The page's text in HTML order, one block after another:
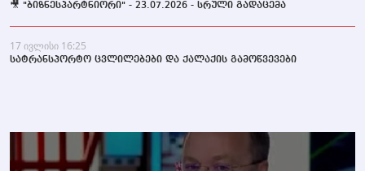
🎥 "ბიზნესპარტნიორი" - 23.07.2026 - სრული გადაცემა
17 ივლისი 16:25
სატრანსპორტო ცვლილებები და ქალაქის გამოწვევები